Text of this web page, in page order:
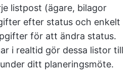
listpost (ägare, bilagor
efter status och enkelt
för att ändra status.
i realtid gör dessa listor till
ditt planeringsmöte.